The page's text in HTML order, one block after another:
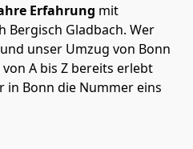
Erfahrung mit
Bergisch Gladbach. Wer
unser Umzug von Bonn
A bis Z bereits erlebt
in Bonn die Nummer eins